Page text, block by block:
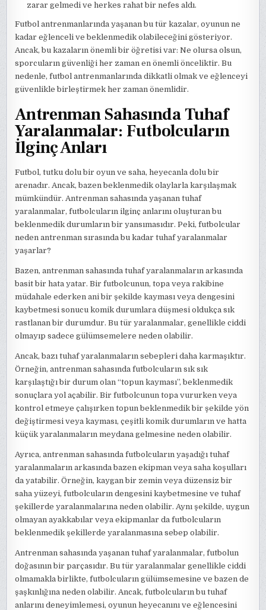
zarar gelmedi ve herkes rahat bir nefes aldı.
Futbol antrenmanlarında yaşanan bu tür kazalar, oyunun ne
kadar eğlenceli ve beklenmedik olabileceğini gösteriyor.
Ancak, bu kazaların önemli bir öğretisi var: Ne olursa olsun,
sporcuların güvenliği her zaman en önemli önceliktir. Bu
nedenle, futbol antrenmanlarında dikkatli olmak ve eğlenceyi
güvenlikle birleştirmek her zaman önemlidir.
Antrenman Sahasında Tuhaf
Yaralanmalar: Futbolcuların
İlginç Anları
Futbol, tutku dolu bir oyun ve saha, heyecanla dolu bir
arenadır. Ancak, bazen beklenmedik olaylarla karşılaşmak
mümkündür. Antrenman sahasında yaşanan tuhaf
yaralanmalar, futbolcuların ilginç anlarını oluşturan bu
beklenmedik durumların bir yansımasıdır. Peki, futbolcular
neden antrenman sırasında bu kadar tuhaf yaralanmalar
yaşarlar?
Bazen, antrenman sahasında tuhaf yaralanmaların arkasında
basit bir hata yatar. Bir futbolcunun, topa veya rakibine
müdahale ederken ani bir şekilde kayması veya dengesini
kaybetmesi sonucu komik durumlara düşmesi oldukça sık
rastlanan bir durumdur. Bu tür yaralanmalar, genellikle ciddi
olmayıp sadece gülümsemelere neden olabilir.
Ancak, bazı tuhaf yaralanmaların sebepleri daha karmaşıktır.
Örneğin, antrenman sahasında futbolcuların sık sık
karşılaştığı bir durum olan “topun kayması”, beklenmedik
sonuçlara yol açabilir. Bir futbolcunun topa vururken veya
kontrol etmeye çalışırken topun beklenmedik bir şekilde yön
değiştirmesi veya kayması, çeşitli komik durumların ve hatta
küçük yaralanmaların meydana gelmesine neden olabilir.
Ayrıca, antrenman sahasında futbolcuların yaşadığı tuhaf
yaralanmaların arkasında bazen ekipman veya saha koşulları
da yatabilir. Örneğin, kaygan bir zemin veya düzensiz bir
saha yüzeyi, futbolcuların dengesini kaybetmesine ve tuhaf
şekillerde yaralanmalarına neden olabilir. Aynı şekilde, uygun
olmayan ayakkabılar veya ekipmanlar da futbolcuların
beklenmedik şekillerde yaralanmasına sebep olabilir.
Antrenman sahasında yaşanan tuhaf yaralanmalar, futbolun
doğasının bir parçasıdır. Bu tür yaralanmalar genellikle ciddi
olmamakla birlikte, futbolcuların gülümsemesine ve bazen de
şaşkınlığına neden olabilir. Ancak, futbolcuların bu tuhaf
anlarını deneyimlemesi, oyunun heyecanını ve eğlencesini